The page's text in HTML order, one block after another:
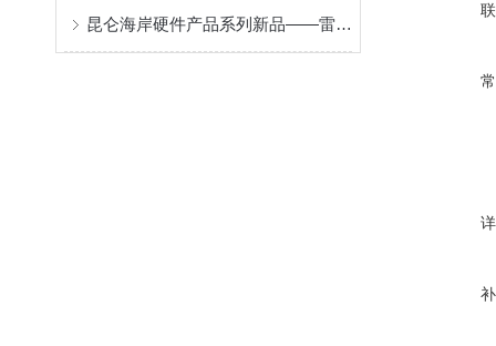
昆仑海岸硬件产品系列新品——雷达物位变送器